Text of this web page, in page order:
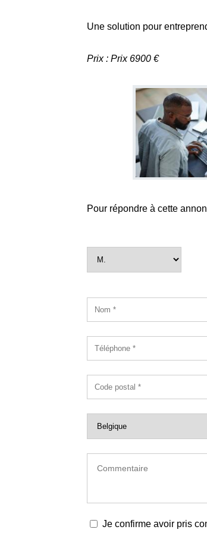
Une solution pour
Prix : Prix 6900 €
Pour répondre à cette
Je confirme avoir pris